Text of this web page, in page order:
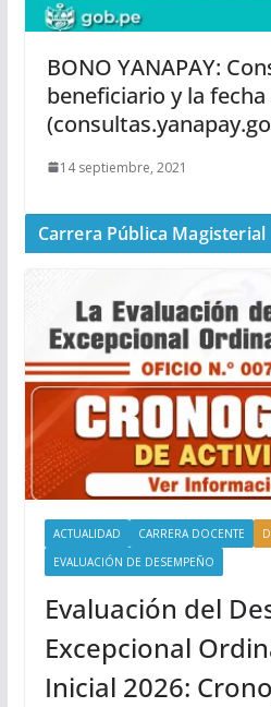
BONO YANAPAY:
beneficiario y la
14 septiembre, 2021
Carrera Pública Magisterial
ACTUALIDAD CARRERA DOCENTE
EVALUACIÓN DE DESEMPEÑO
Evaluación del
Excepcional
Inicial 2026: